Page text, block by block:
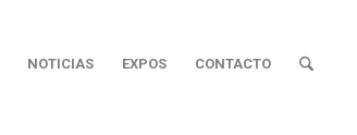
NOTICIAS EXPOS CONTACTO